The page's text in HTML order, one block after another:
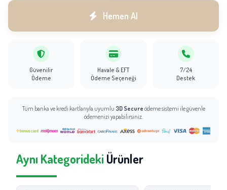
Hemen Al
Güvenilir
Ödeme
Havale & EFT
Ödeme Seçeneği
7/24
Destek
Tüm banka ve kredi kartlarıyla uyumlu 3D Secure ödeme sistemi ile güvenle
ödemenizi yapabilirsiniz.
Aynı Kategorideki Ürünler